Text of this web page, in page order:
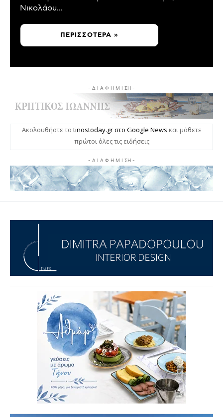
Νικολάου...
ΠΕΡΙΣΣΌΤΕΡΑ »
- Δ Ι Α Φ Η Μ Ι ΣΗ -
Ακολουθήστε το tinostoday.gr στο Google News και μάθετε
πρώτοι όλες τις ειδήσεις
- Δ Ι Α Φ Η Μ Ι ΣΗ -